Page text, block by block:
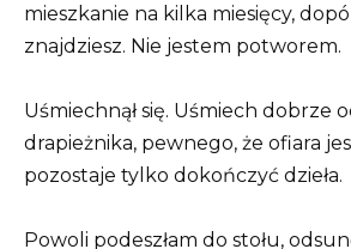
mieszkanie na kilka miesięcy,
znajdziesz. Nie jestem potworem.
Uśmiechnął się. Uśmiech dobrze
drapieżnika, pewnego, że ofiara
pozostaje tylko dokończyć dzieła.
Powoli podeszłam do stołu,